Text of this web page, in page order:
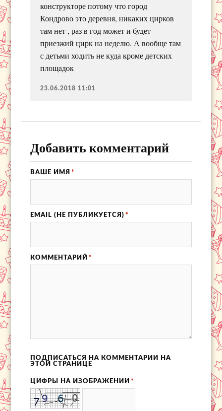
конструкторе потому что город
Кондрово это деревня, никаких цирков
там нет , раз в год может и будет
приезжий цирк на неделю. А вообще там
с детьми ходить не куда кроме детских
площадок
23.06.2018 11:01
Добавить комментарий
ВАШЕ ИМЯ *
EMAIL (НЕ ПУБЛИКУЕТСЯ) *
КОММЕНТАРИЙ *
ПОДПИСАТЬСЯ НА КОММЕНТАРИИ НА
ЭТОЙ СТРАНИЦЕ
ЦИФРЫ НА ИЗОБРАЖЕНИИ *